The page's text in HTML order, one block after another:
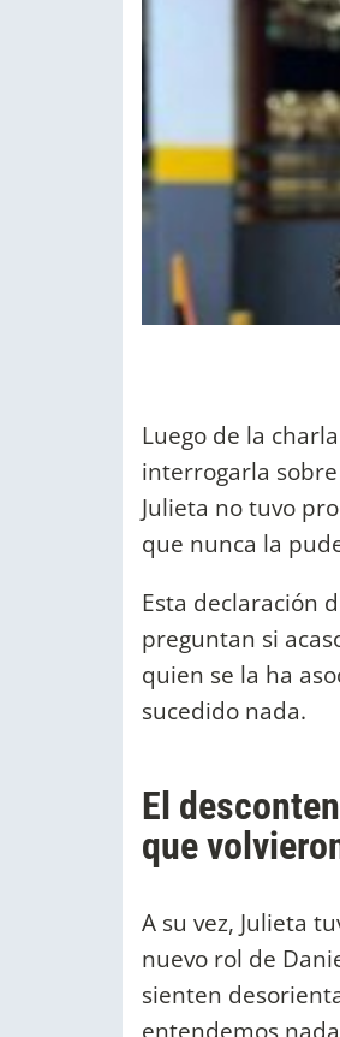
Luego de la
interrogarla sobre
Julieta no tuvo
que nunca la
Esta declaración
preguntan si
quien se la ha
sucedido nada.
El
que
A su vez, Julieta
nuevo rol de
sienten
entendemos